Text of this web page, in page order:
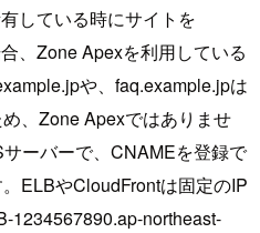
している時にサイトを
、Zone Apexを利用している
や、faq.example.jpは
、Zone Apexではありませ
ーバーで、CNAMEを登録で
ELBやCloudFrontは固定のIP
1234567890.ap-northeast-